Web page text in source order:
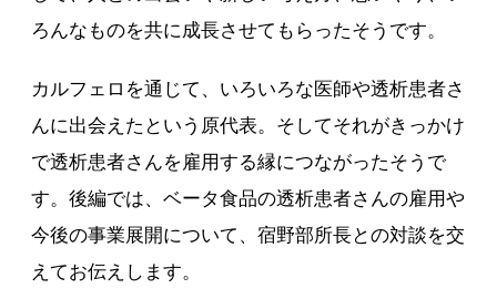
ろんなものを共に成長させてもらったそうです。
カルフェロを通じて、いろいろな医師や透析患者さ
んに出会えたという原代表。そしてそれがきっかけ
で透析患者さんを雇用する縁につながったそうで
す。後編では、ベータ食品の透析患者さんの雇用や
今後の事業展開について、宿野部所長との対談を交
えてお伝えします。